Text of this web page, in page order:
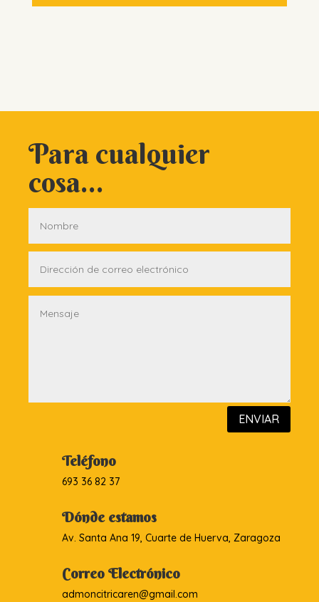
Para cualquier
cosa...
ENVIAR
Teléfono
693 36 82 37
Dónde estamos
Av. Santa Ana 19, Cuarte de Huerva, Zaragoza
Correo Electrónico
admoncitricaren@gmail.com